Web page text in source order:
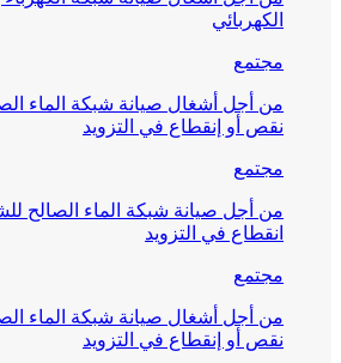
الكهربائي
مجتمع
من أجل أشغال صيانة شبكة الماء
نقص أو إنقطاع في التزويد
مجتمع
من أجل صيانة شبكة الماء الصالح
انقطاع في التزويد
مجتمع
من أجل أشغال صيانة شبكة الماء
نقص أو إنقطاع في التزويد